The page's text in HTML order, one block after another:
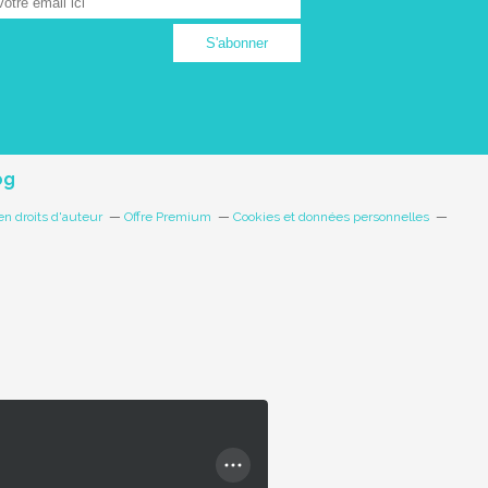
droits d'auteur Offre Premium Cookies et données personnelles